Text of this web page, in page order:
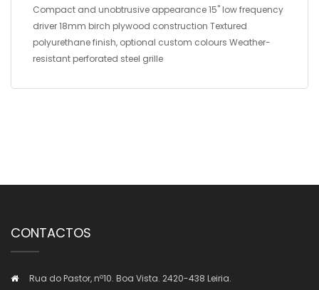
Compact and unobtrusive appearance 15" low frequency
driver 18mm birch plywood construction Textured
polyurethane finish, optional custom colours Weather-
resistant perforated steel grille
CONTACTOS
Rua do Pastor, nº10. Boa Vista. 2420-438 Leiria.